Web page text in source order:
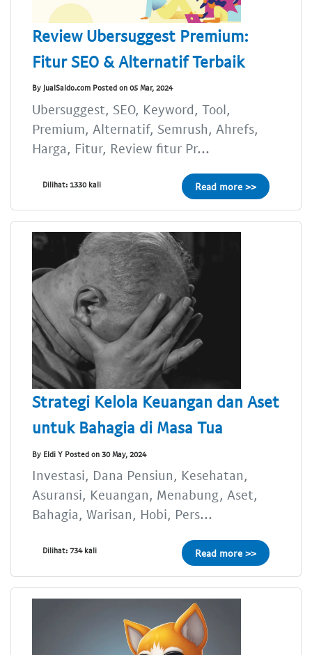
Review Ubersuggest Premium:
Fitur SEO & Alternatif Terbaik
By JualSaldo.com Posted on 05 Mar, 2024
Ubersuggest, SEO, Keyword, Tool,
Premium, Alternatif, Semrush, Ahrefs,
Harga, Fitur, Review fitur Pr...
Dilihat: 1330 kali Read more >>
Strategi Kelola Keuangan dan Aset
untuk Bahagia di Masa Tua
By Eldi Y Posted on 30 May, 2024
Investasi, Dana Pensiun, Kesehatan,
Asuransi, Keuangan, Menabung, Aset,
Bahagia, Warisan, Hobi, Pers...
Dilihat: 734 kali Read more >>